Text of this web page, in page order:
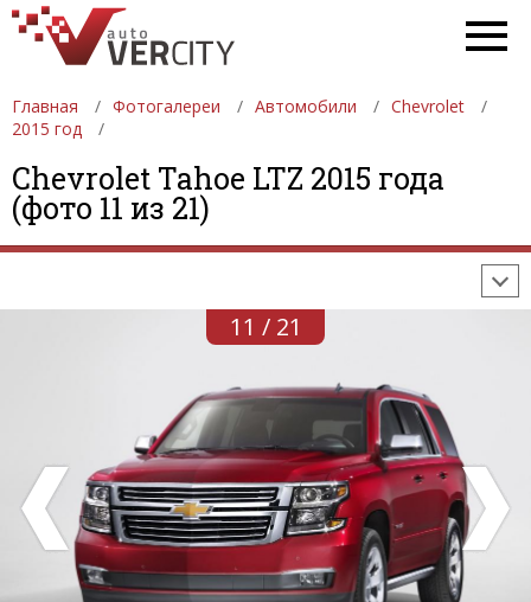
Главная Фотогалереи Автомобили
Chevrolet
2015 год
Chevrolet Tahoe LTZ 2015 года
(фото 11 из 21)
ФОТОГАЛЕРЕИ АВТОМОБИЛИ
ДЕВУШКИ
АВТОСАЛОНЫ
ФОРМУЛА-1
11 / 21